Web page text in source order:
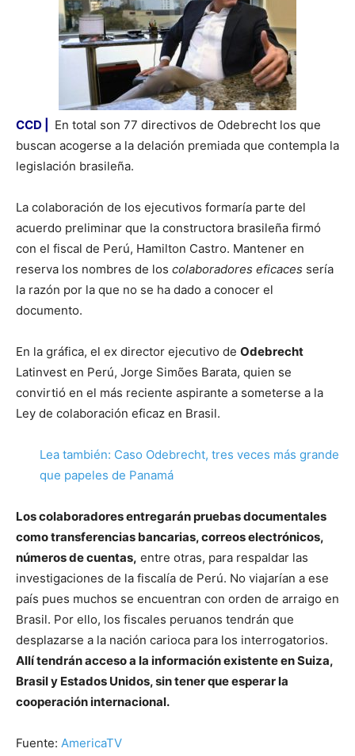
CCD |
En total son 77 directivos de Odebrecht los que
buscan acogerse a la delación premiada que contempla la
legislación brasileña.
La colaboración de los ejecutivos formaría parte del
acuerdo preliminar que la constructora brasileña firmó
con el fiscal de Perú, Hamilton Castro. Mantener en
reserva los nombres de los colaboradores eficaces sería
la razón por la que no se ha dado a conocer el
documento.
En la gráfica, el ex director ejecutivo de Odebrecht
Latinvest en Perú, Jorge Simões Barata, quien se
convirtió en el más reciente aspirante a someterse a la
Ley de colaboración eficaz en Brasil.
Lea también: Caso Odebrecht, tres veces más grande
que papeles de Panamá
Los colaboradores entregarán pruebas documentales
como transferencias bancarias, correos electrónicos,
números de cuentas, entre otras, para respaldar las
investigaciones de la fiscalía de Perú. No viajarían a ese
país pues muchos se encuentran con orden de arraigo en
Brasil. Por ello, los fiscales peruanos tendrán que
desplazarse a la nación carioca para los interrogatorios.
Allí tendrán acceso a la información existente en Suiza,
Brasil y Estados Unidos, sin tener que esperar la
cooperación internacional.
Fuente: AmericaTV